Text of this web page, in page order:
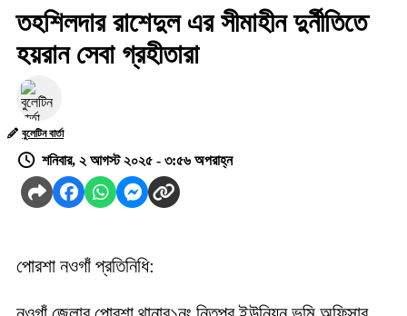
তহশিলদার রাশেদুল এর সীমাহীন দুর্নীতিতে
হয়রান সেবা গ্রহীতারা
বুলেটিন বার্তা
শনিবার, ২ আগস্ট ২০২৫ - ৩:৫৬ অপরাহ্ন
পোরশা নওগাঁ প্রতিনিধি: